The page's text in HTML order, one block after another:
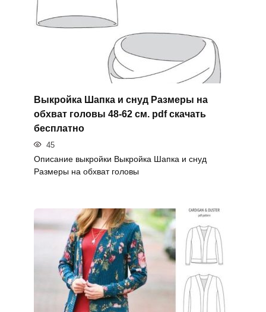
Выкройка Шапка и снуд Размеры на
обхват головы 48-62 см. pdf скачать
бесплатно
45
Описание выкройки Выкройка Шапка и снуд
Размеры на обхват головы